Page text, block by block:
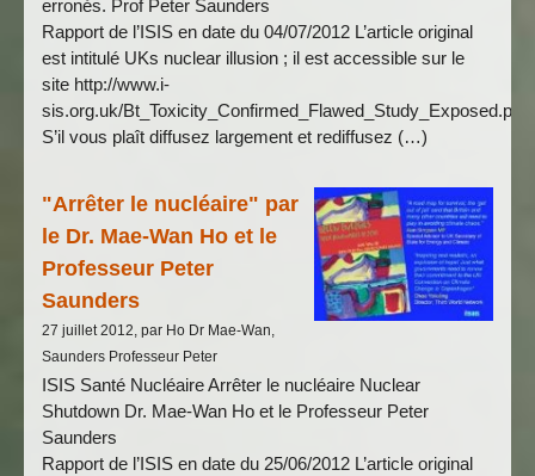
erronés. Prof Peter Saunders
Rapport de l’ISIS en date du 04/07/2012 L’article original
est intitulé UKs nuclear illusion ; il est accessible sur le
site http://www.i-
sis.org.uk/Bt_Toxicity_Confirmed_Flawed_Study_Exposed.php
S’il vous plaît diffusez largement et rediffusez (…)
"Arrêter le nucléaire" par
le Dr. Mae-Wan Ho et le
Professeur Peter
Saunders
27 juillet 2012, par Ho Dr Mae-Wan,
Saunders Professeur Peter
ISIS Santé Nucléaire Arrêter le nucléaire Nuclear
Shutdown Dr. Mae-Wan Ho et le Professeur Peter
Saunders
Rapport de l’ISIS en date du 25/06/2012 L’article original